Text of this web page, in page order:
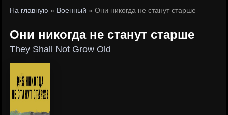
На главную » Военный » Они никогда не станут старше
Они никогда не станут старше
They Shall Not Grow Old